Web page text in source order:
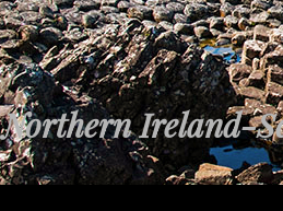
Northern Ireland-
เส้นทาง Egypt-